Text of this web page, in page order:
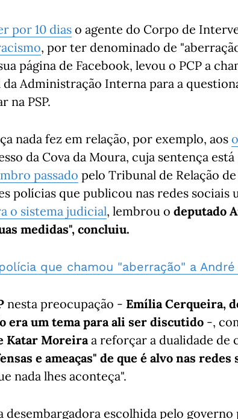
por 10 dias o agente do Corpo de
, por ter denominado de
página de Facebook, levou o PCP a
Administração Interna para a
na PSP.
nada fez em relação, por exemplo, aos
da Cova da Moura, cuja sentença está
passado pelo Tribunal de Relação
polícias que publicou nas redes sociais
o sistema judicial, lembrou o deputado
medidas", concluiu.
que chamou "aberração" a André
nesta preocupação - Emília Cerqueira,
era um tema para ali ser discutido -,
Katar Moreiraa reforçar a dualidade de
e ameaças" de que é alvo nas redes
nada lhes aconteça".
desembargadora escolhida pelo governo